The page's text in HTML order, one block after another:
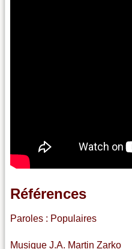
Références
Paroles : Populaires
Musique J.A. Martin Zarko